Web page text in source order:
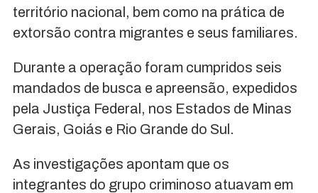
território nacional, bem como na prática de
extorsão contra migrantes e seus familiares.
Durante a operação foram cumpridos seis
mandados de busca e apreensão, expedidos
pela Justiça Federal, nos Estados de Minas
Gerais, Goiás e Rio Grande do Sul.
As investigações apontam que os
integrantes do grupo criminoso atuavam em